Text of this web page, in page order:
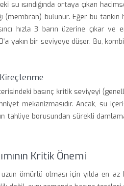
su ısındığında ortaya çıkan
(membran) bulunur. Eğer bu
hızla 3 barın üzerine çıkar
yakın bir seviyeye düşer. Bu,
basınç kritik seviyeyi
mekanizmasıdır. Ancak, su
tahliye borusundan sürekli
Kritik Önemi
ömürlü olması için yılda en